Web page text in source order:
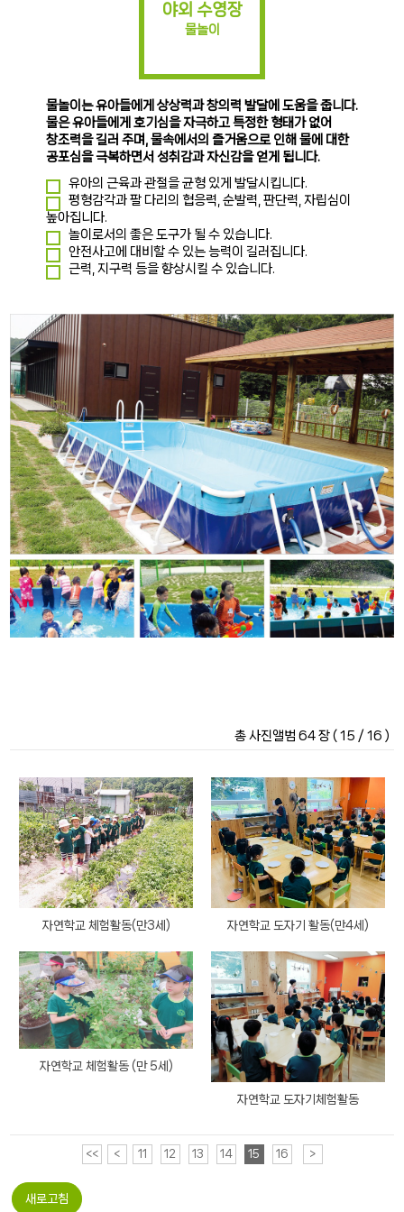
야외 수영장
물놀이
물놀이는 유아들에게 상상력과 창의력 발달에 도움을 줍니다.
물은 유아들에게 호기심을 자극하고 특정한 형태가 없어
창조력을 길러 주며, 물속에서의 즐거움으로 인해 물에 대한
공포심을 극복하면서 성취감과 자신감을 얻게 됩니다.
유아의 근육과 관절을 균형 있게 발달시킵니다.
평형감각과 팔 다리의 협응력, 순발력, 판단력, 자립심이
높아집니다.
놀이로서의 좋은 도구가 될 수 있습니다.
안전사고에 대비할 수 있는 능력이 길러집니다.
근력, 지구력 등을 향상시킬 수 있습니다.
총 사진앨범 64 장 ( 15 / 16 )
자연학교 체험활동(만3세) 자연학교 도자기 활동(만4세)
자연학교 체험활동 (만 5세)
자연학교 도자기체험활동
<< < 11 12 13 14 15 16 >
새로고침